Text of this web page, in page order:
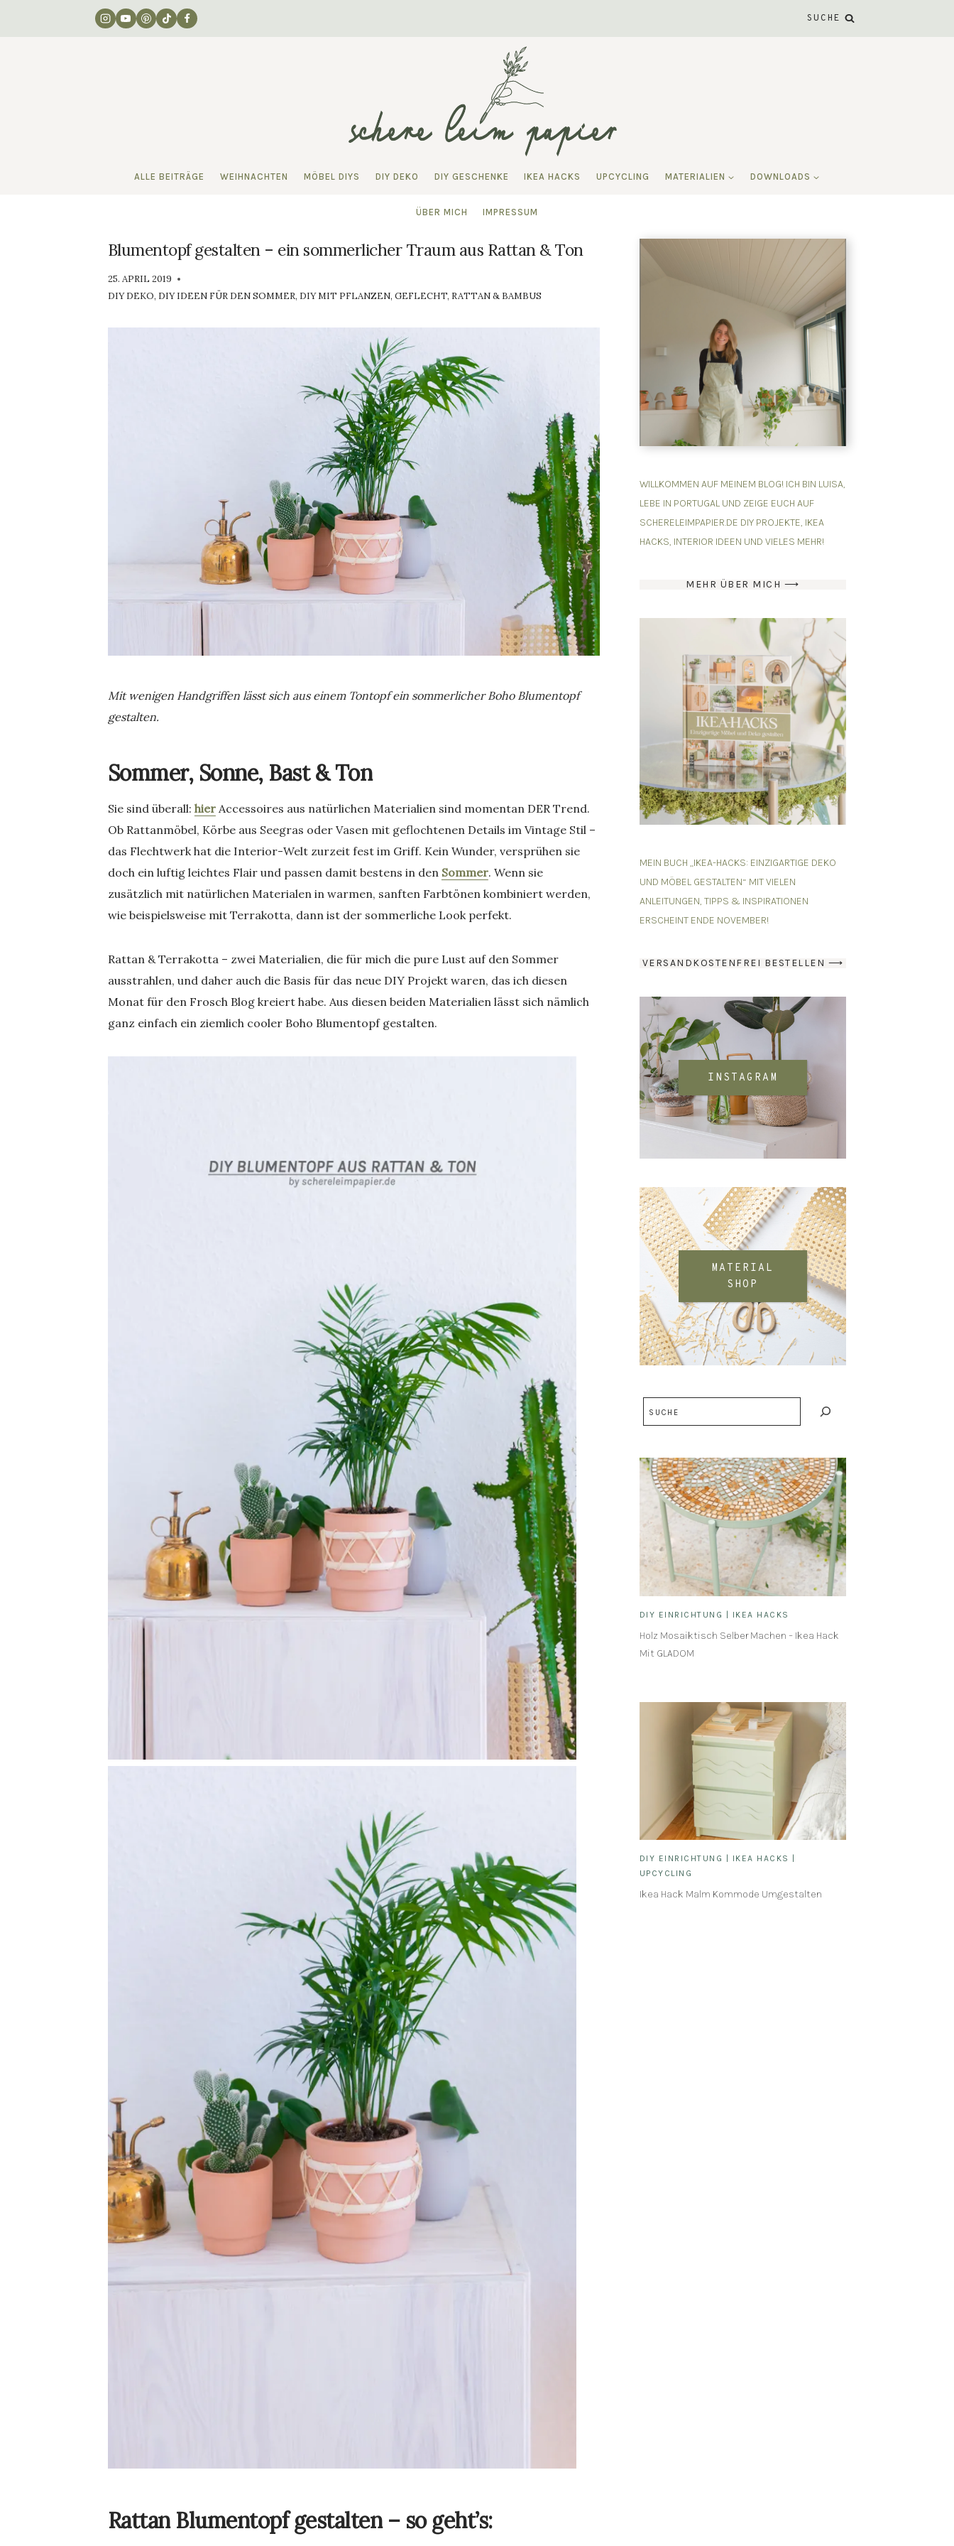
SUCHE
ALLE BEITRÄGE WEIHNACHTEN MÖBEL DIYS DIY DEKO DIY GESCHENKE IKEA HACKS UPCYCLING MATERIALIEN DOWNLOADS
ÜBER MICH IMPRESSUM
Blumentopf gestalten – ein sommerlicher Traum aus Rattan & Ton
VON
LUISA
25. APRIL 2019
DIY DEKO, DIY IDEEN FÜR DEN SOMMER, DIY MIT PFLANZEN, GEFLECHT, RATTAN & BAMBUS
Mit wenigen Handgriffen lässt sich aus einem Tontopf ein sommerlicher Boho Blumentopf
gestalten.
Sommer, Sonne, Bast & Ton
Sie sind überall: hierAccessoires aus natürlichen Materialien sind momentan DER Trend.
Ob Rattanmöbel, Körbe aus Seegras oder Vasen mit geflochtenen Details im Vintage Stil –
das Flechtwerk hat die Interior-Welt zurzeit fest im Griff. Kein Wunder, versprühen sie
doch ein luftig leichtes Flair und passen damit bestens in den Sommer. Wenn sie
zusätzlich mit natürlichen Materialen in warmen, sanften Farbtönen kombiniert werden,
wie beispielsweise mit Terrakotta, dann ist der sommerliche Look perfekt.
Rattan & Terrakotta – zwei Materialien, die für mich die pure Lust auf den Sommer
ausstrahlen, und daher auch die Basis für das neue DIY Projekt waren, das ich diesen
Monat für den Frosch Blog kreiert habe. Aus diesen beiden Materialien lässt sich nämlich
ganz einfach ein ziemlich cooler Boho Blumentopf gestalten.
Rattan Blumentopf gestalten – so geht’s:
WILLKOMMEN AUF MEINEM BLOG! ICH BIN LUISA,
LEBE IN PORTUGAL UND ZEIGE EUCH AUF
SCHERELEIMPAPIER.DE DIY PROJEKTE, IKEA
HACKS, INTERIOR IDEEN UND VIELES MEHR!
MEHR ÜBER MICH ⟶
MEIN BUCH „IKEA-HACKS: EINZIGARTIGE DEKO
UND MÖBEL GESTALTEN“ MIT VIELEN
ANLEITUNGEN, TIPPS & INSPIRATIONEN
ERSCHEINT ENDE NOVEMBER!
VERSANDKOSTENFREI BESTELLEN ⟶
INSTAGRAM
MATERIAL
SHOP
DIY EINRICHTUNG | IKEA HACKS
Holz Mosaiktisch Selber Machen – Ikea Hack
Mit GLADOM
DIY EINRICHTUNG | IKEA HACKS |
UPCYCLING
Ikea Hack Malm Kommode Umgestalten